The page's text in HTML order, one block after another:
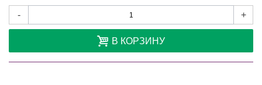
- +
В КОРЗИНУ